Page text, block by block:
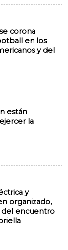
corona
en los
y del
están
la
y
organizado,
del encuentro